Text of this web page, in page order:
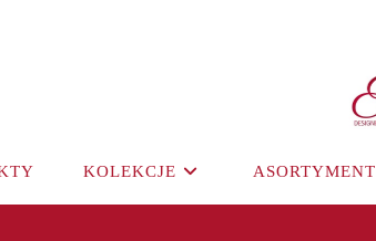
KOLEKCJE ASORTYMENT